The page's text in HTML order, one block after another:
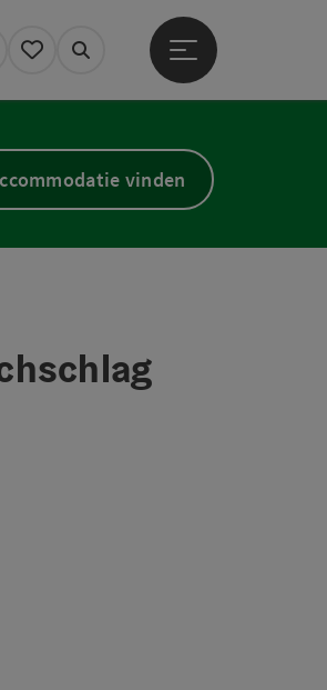
Blog
Mijn notitieblok
Zoek op
Startmenu openen
vinden